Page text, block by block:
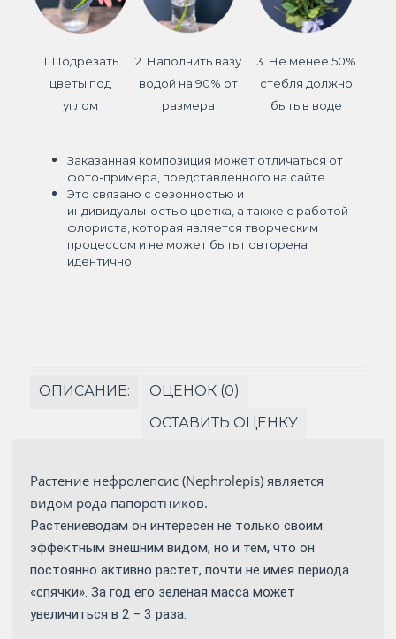
1. Подрезать
цветы под
углом
2. Наполнить вазу
водой на 90% от
размера
3. Не менее 50%
стебля должно
быть в воде
Заказанная композиция может отличаться от
фото-примера, представленного на сайте.
Это связано с сезонностью и
индивидуальностью цветка, а также с работой
флориста, которая является творческим
процессом и не может быть повторена
идентично.
ОПИСАНИЕ:
ОЦЕНОК (0)
ОСТАВИТЬ ОЦЕНКУ
Растение нефролепсис (Nephrolepis) является
видом рода папоротников.
Растениеводам он интересен не только своим
эффектным внешним видом, но и тем, что он
постоянно активно растет, почти не имея периода
«спячки». За год его зеленая масса может
увеличиться в 2 ‒ 3 раза.